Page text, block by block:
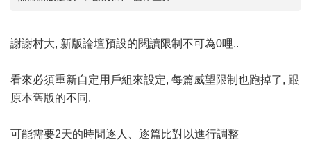
謝謝村大, 新版論壇預設的閱讀限制不可為0哩..
看來必須重新自定用戶組來設定, 每篇威望限制也跑掉了, 跟
原本舊版的不同.
可能需要2天的時間逐人、逐篇比對以進行調整